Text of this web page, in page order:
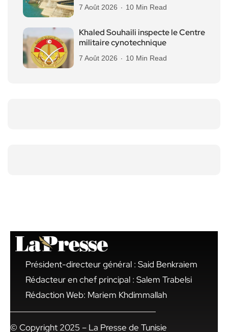
7 Août 2026 10 Min Read
Khaled Souhaili inspecte le Centre
militaire cynotechnique
7 Août 2026 10 Min Read
Président-directeur général : Said Benkraiem
Rédacteur en chef principal : Salem Trabelsi
Rédaction Web: Mariem Khdimmallah
© Copyright 2025 – La Presse de Tunisie